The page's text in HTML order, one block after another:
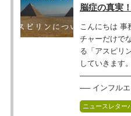
脳症の真実
こんにちは 事
チャーだけで
る「アスピリ
していきます。
── インフル
ニュースレター